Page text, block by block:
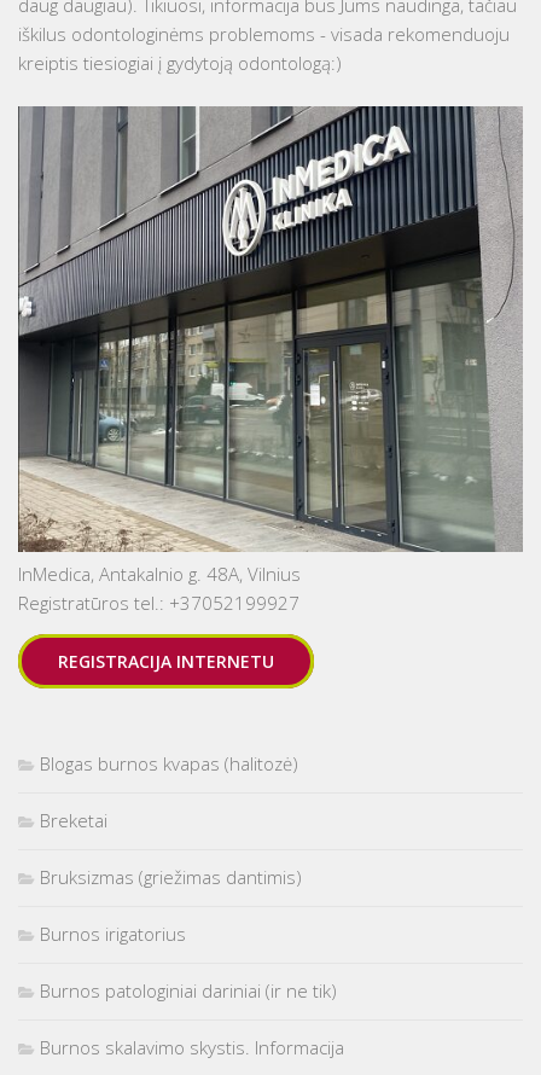
iškilus odontologinėms problemoms - visada rekomenduoju
kreiptis tiesiogiai į gydytoją odontologą:)
InMedica, Antakalnio g. 48A, Vilnius
Registratūros tel.: +37052199927
REGISTRACIJA INTERNETU
Blogas burnos kvapas (halitozė)
Breketai
Bruksizmas (griežimas dantimis)
Burnos irigatorius
Burnos patologiniai dariniai (ir ne tik)
Burnos skalavimo skystis. Informacija